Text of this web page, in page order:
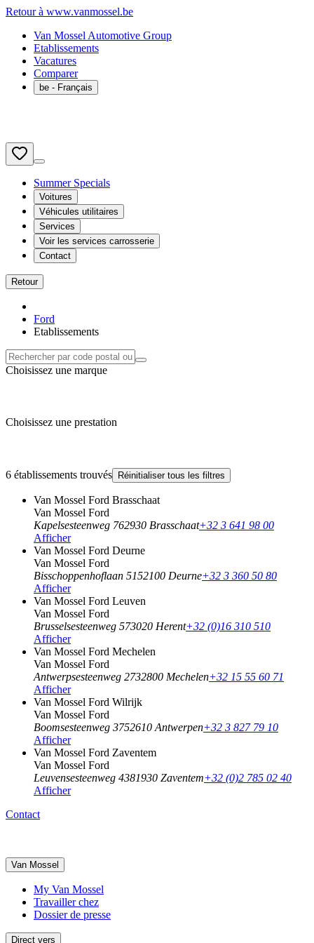
Retour à www.vanmossel.be
Van Mossel Automotive Group
Etablissements
Vacatures
Comparer
be - Français
Summer Specials
Voitures
Véhicules utilitaires
Services
Voir les services carrosserie
Contact
Retour
Ford
Etablissements
Choisissez une marque
Choisissez une prestation
6 établissements trouvés Réinitialiser tous les filtres
Van Mossel Ford Brasschaat
Van Mossel Ford
Kapelsesteenweg 762930 Brasschaat+32 3 641 98 00
Afficher
Van Mossel Ford Deurne
Van Mossel Ford
Bisschoppenhoflaan 5152100 Deurne+32 3 360 50 80
Afficher
Van Mossel Ford Leuven
Van Mossel Ford
Brusselsesteenweg 573020 Herent+32 (0)16 310 510
Afficher
Van Mossel Ford Mechelen
Van Mossel Ford
Antwerpsesteenweg 2732800 Mechelen+32 15 55 60 71
Afficher
Van Mossel Ford Wilrijk
Van Mossel Ford
Boomsesteenweg 3752610 Antwerpen+32 3 827 79 10
Afficher
Van Mossel Ford Zaventem
Van Mossel Ford
Leuvensesteenweg 4381930 Zaventem+32 (0)2 785 02 40
Afficher
Contact
Van Mossel
My Van Mossel
Travailler chez
Dossier de presse
Direct vers